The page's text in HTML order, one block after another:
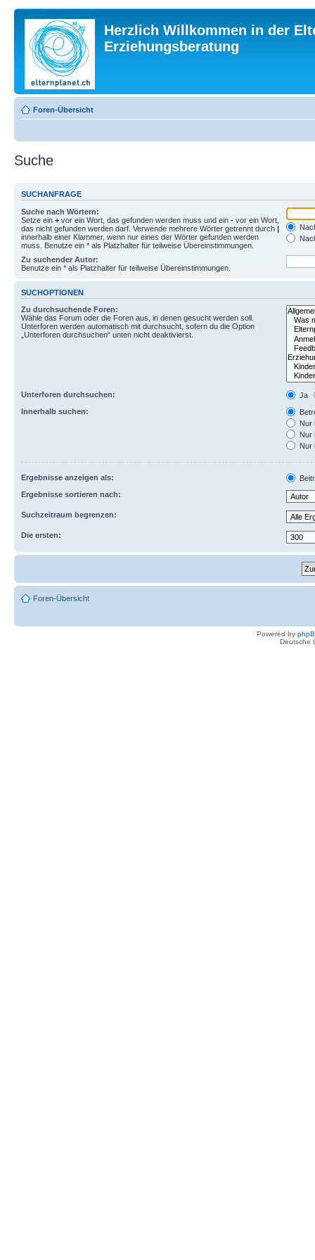
Herzlich Willkommen in der
Erziehungsberatung
Foren-Übersicht
Suche
SUCHANFRAGE
Suche nach Wörtern:
Setze ein + vor ein Wort, das gefunden werden muss und ein - vor ein Wort,
das nicht gefunden werden darf. Verwende mehrere Wörter getrennt durch |
innerhalb einer Klammer, wenn nur eines der Wörter gefunden werden
muss. Benutze ein * als Platzhalter für teilweise Übereinstimmungen.
Zu suchender Autor:
Benutze ein * als Platzhalter für teilweise Übereinstimmungen.
SUCHOPTIONEN
Zu durchsuchende Foren:
Wähle das Forum oder die Foren aus, in denen gesucht werden soll.
Unterforen werden automatisch mit durchsucht, sofern du die Option
„Unterforen durchsuchen“ unten nicht deaktivierst.
Unterforen durchsuchen:
Ja
Innerhalb suchen:
Nur
Nur
Nur
Ergebnisse anzeigen als:
Ergebnisse sortieren nach:
Suchzeitraum begrenzen:
Die ersten:
Foren-Übersicht
Powered by
Deutsche